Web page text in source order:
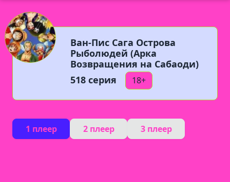
Ван-Пис Сага Острова
Рыболюдей (Арка
Возвращения на Сабаоди)
518 серия
18+
1 плеер 2 плеер 3 плеер